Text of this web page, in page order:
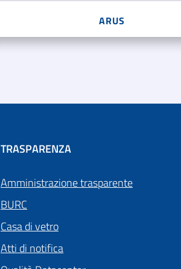
ARUS
TRASPARENZA
Amministrazione trasparente
BURC
Casa di vetro
Atti di notifica